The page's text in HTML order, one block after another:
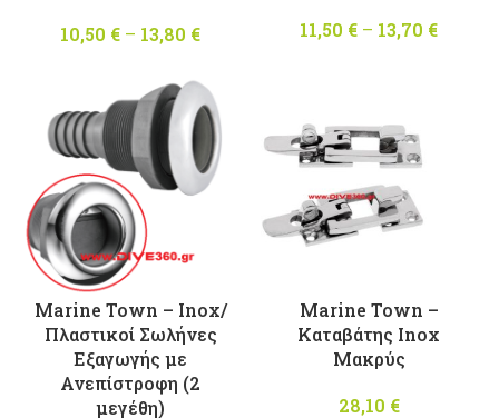
10,50 € – 13,80 €
through
13,80 €
11,50 € – 13,70 €
Marine Town – Inox/
Πλαστικοί Σωλήνες
Εξαγωγής με
Ανεπίστροφη (2
μεγέθη)
Marine Town –
Kαταβάτης Inox
Μακρύς
28,10 €